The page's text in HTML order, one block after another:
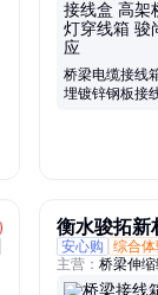
震钢支座、卸
埋穿线盒、桥
桥梁电缆接线
埋镀锌钢板接
衡水骏拓新
安心购
综合
主营： 桥梁伸缩
震球形钢支座